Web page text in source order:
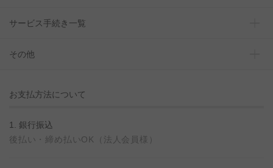
サービス手続き一覧
その他
お支払方法について
1. 銀行振込
後払い・締め払いOK（法人会員様）